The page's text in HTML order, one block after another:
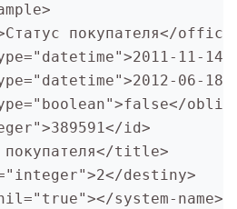
покупателя</
11-
06-
id>
title>
destiny>
system-name>